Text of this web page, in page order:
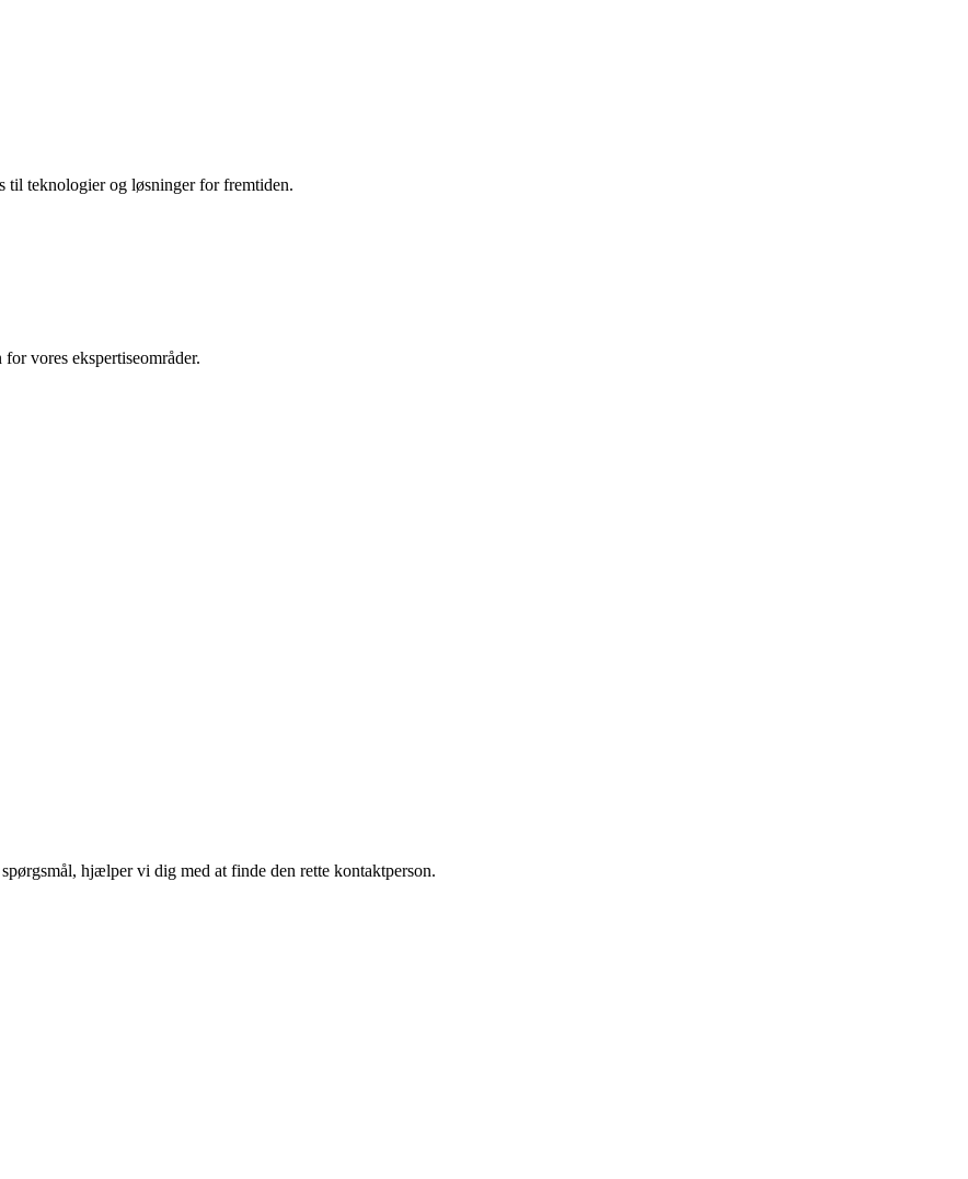
teknologier og løsninger for fremtiden.
vores ekspertiseområder.
hjælper vi dig med at finde den rette kontaktperson.